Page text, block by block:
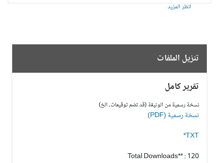
انظر المزيد
تنزيل الملفات
تقرير كامل
نسخة رسمية من الوثيقة (قد تضم توقيعات، الخ)
نسخة رسمية (PDF)
TXT*
Total Downloads** : 120